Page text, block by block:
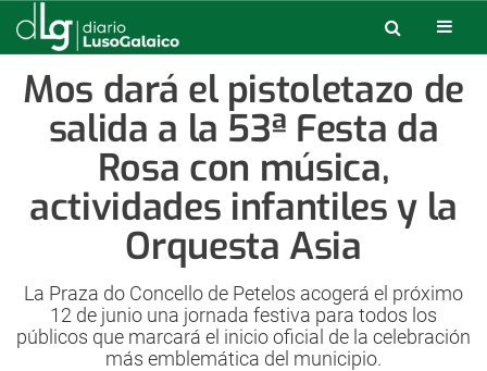
Mos dará el pistoletazo de
salida a la 53ª Festa da
Rosa con música,
actividades infantiles y la
Orquesta Asia
La Praza do Concello de Petelos acogerá el próximo
12 de junio una jornada festiva para todos los
públicos que marcará el inicio oficial de la celebración
más emblemática del municipio.